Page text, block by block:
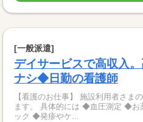
[一般派遣]
デイサービスで高収入
ナシ◆日勤の看護師
【看護のお仕事】 施設利用者さま
ます。 具体的には ◆血圧測定 ◆お薬の管理や準備 ◆バイタルチェ
ック ◆発疹やケ...